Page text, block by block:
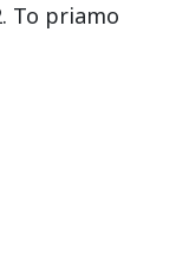
To priamo